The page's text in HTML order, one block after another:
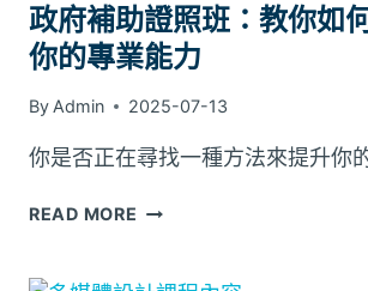
政府補助證照班：教你如
你的專業能力
By Admin 2025-07-13
你是否正在尋找一種方法來提升你
READ MORE